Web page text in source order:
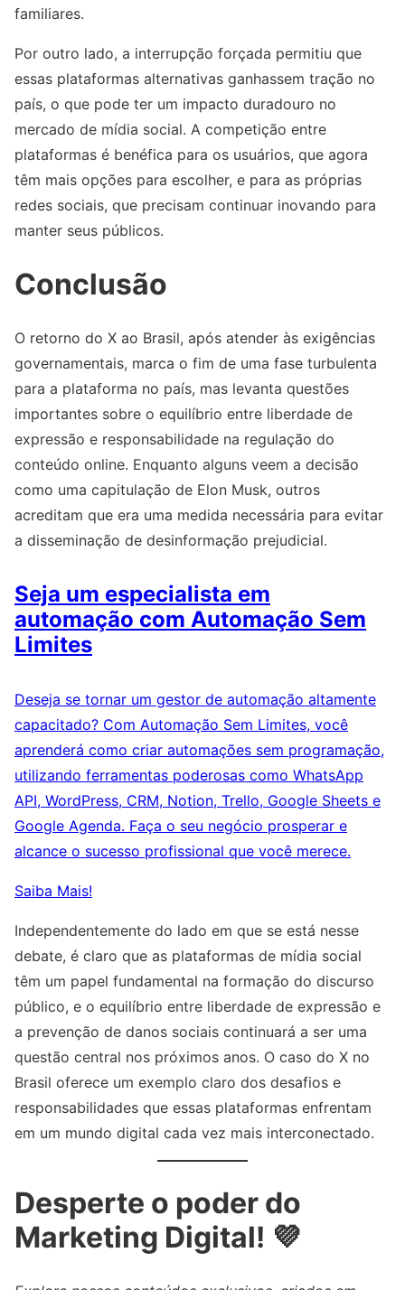
familiares.
Por outro lado, a interrupção forçada permitiu que
essas plataformas alternativas ganhassem tração no
país, o que pode ter um impacto duradouro no
mercado de mídia social. A competição entre
plataformas é benéfica para os usuários, que agora
têm mais opções para escolher, e para as próprias
redes sociais, que precisam continuar inovando para
manter seus públicos.
Conclusão
O retorno do X ao Brasil, após atender às exigências
governamentais, marca o fim de uma fase turbulenta
para a plataforma no país, mas levanta questões
importantes sobre o equilíbrio entre liberdade de
expressão e responsabilidade na regulação do
conteúdo online. Enquanto alguns veem a decisão
como uma capitulação de Elon Musk, outros
acreditam que era uma medida necessária para evitar
a disseminação de desinformação prejudicial.
Seja um especialista em
automação com Automação Sem
Limites
Deseja se tornar um gestor de automação altamente
capacitado? Com Automação Sem Limites, você
aprenderá como criar automações sem programação,
utilizando ferramentas poderosas como WhatsApp
API, WordPress, CRM, Notion, Trello, Google Sheets e
Google Agenda. Faça o seu negócio prosperar e
alcance o sucesso profissional que você merece.
Saiba Mais!
Independentemente do lado em que se está nesse
debate, é claro que as plataformas de mídia social
têm um papel fundamental na formação do discurso
público, e o equilíbrio entre liberdade de expressão e
a prevenção de danos sociais continuará a ser uma
questão central nos próximos anos. O caso do X no
Brasil oferece um exemplo claro dos desafios e
responsabilidades que essas plataformas enfrentam
em um mundo digital cada vez mais interconectado.
Desperte o poder do
Marketing Digital! 💜